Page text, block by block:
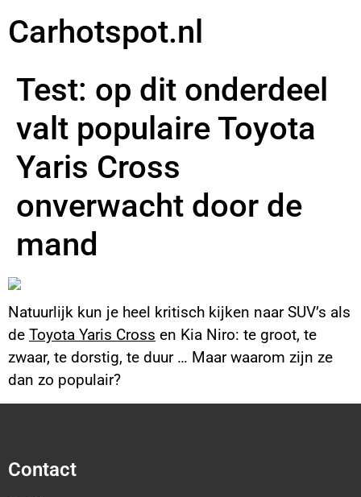
Carhotspot.nl
Test: op dit onderdeel
valt populaire Toyota
Yaris Cross
onverwacht door de
mand
Natuurlijk kun je heel kritisch kijken naar SUV’s als
de Toyota Yaris Cross en Kia Niro: te groot, te
zwaar, te dorstig, te duur … Maar waarom zijn ze
dan zo populair?
Contact